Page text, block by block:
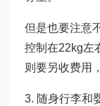
但是也要注意
控制在22kg左
则要另收费用
3. 随身行李和